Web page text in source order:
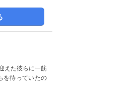
えた彼らに一筋
を待っていたの